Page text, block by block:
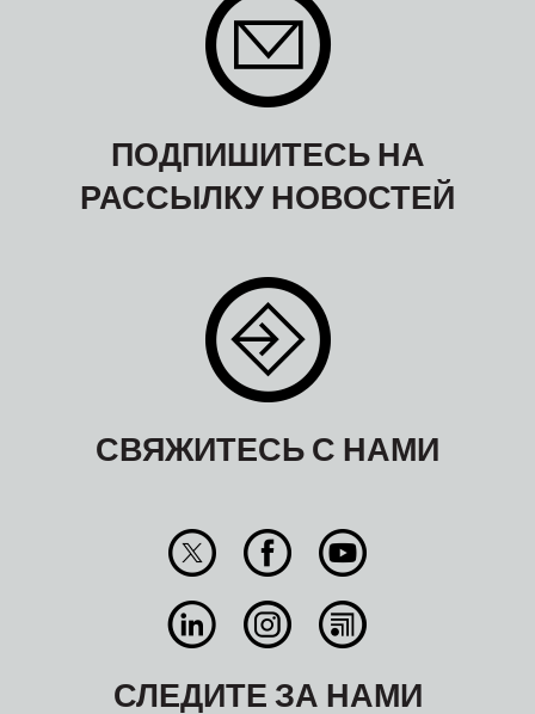
ПОДПИШИТЕСЬ НА
РАССЫЛКУ НОВОСТЕЙ
СВЯЖИТЕСЬ С НАМИ
СЛЕДИТЕ ЗА НАМИ